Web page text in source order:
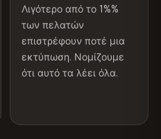
ακτινοβολία, που
διατήρηση του
άμεσο ηλιακό φως
Λιγότερο από το 1%%
των πελατών
επιστρέφουν ποτέ μια
εκτύπωση. Νομίζουμε
ότι αυτό τα λέει όλα.